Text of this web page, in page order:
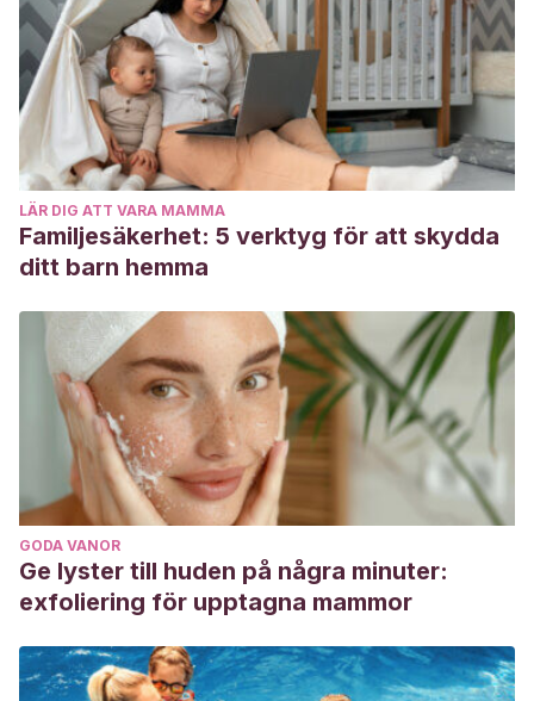
intake and risk of preterm birth in China. Eur J Nutr, 55(4):
1411-22.
Trivedi, M K;Sharma, S; Rifas-Shiman, S L; Camargo
, C A;Weiss , S T;Oken, E et al(2018) Folic Acid in
Pregnancy and Childhood Asthma: A US Cohort. Clin
Pediatr, 57(4): 421-27.
Zheng , L;Huang, J;Kong
H(2020) The effect of folic acid throughout pregnancy
randomized clinical trial. Pregancy Hipertens, 19:253-58.
Bulloch, R E;Lovell , A L;B Jordan, V M; E McCowan
, L
M;D Thompson, J M; Wall, C R
(2018) Maternal folic acid
supplementation for the prevention of preeclampsia: A
systematic review and meta-analysis. Paediatr Perinat
Epedemiol, 32(4): 346-57.
LÄR DIG ATT VARA MAMMA
Familjesäkerhet: 5 verktyg för att skydda
ditt barn hemma
GODA VANOR
Ge lyster till huden på några minuter:
exfoliering för upptagna mammor